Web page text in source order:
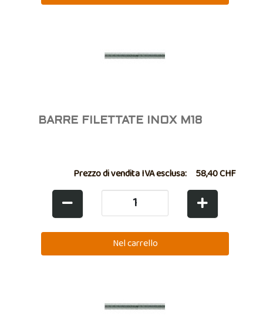
BARRE FILETTATE INOX M18
Prezzo di vendita IVA esclusa: 58,40 CHF